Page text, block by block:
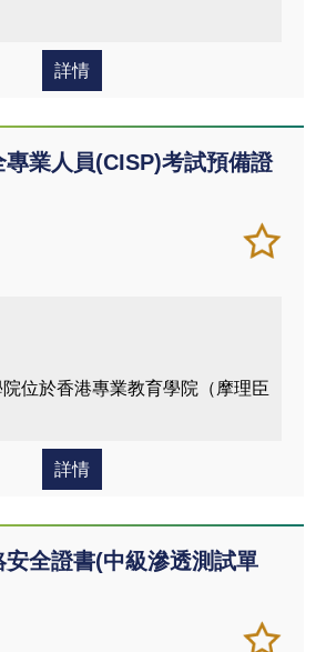
詳情
業人員(CISP)考試預備證
加
入/
儲存
課程
位於香港專業教育學院（摩理臣
詳情
全證書(中級滲透測試單
加
儲存